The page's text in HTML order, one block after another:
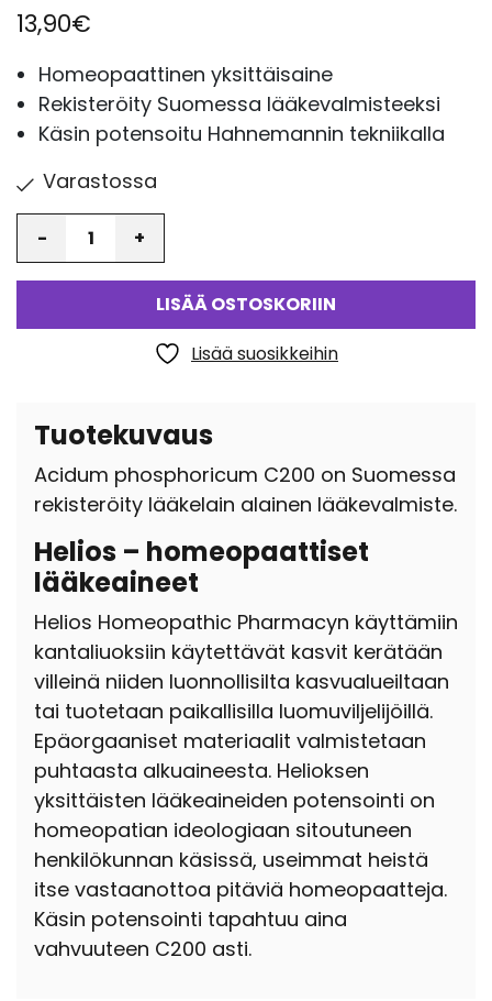
13,90€
Homeopaattinen yksittäisaine
Rekisteröity Suomessa lääkevalmisteeksi
Käsin potensoitu Hahnemannin tekniikalla
Varastossa
LISÄÄ OSTOSKORIIN
Lisää suosikkeihin
Tuotekuvaus
Acidum phosphoricum C200 on Suomessa
rekisteröity lääkelain alainen lääkevalmiste.
Helios – homeopaattiset
lääkeaineet
Helios Homeopathic Pharmacyn käyttämiin
kantaliuoksiin käytettävät kasvit kerätään
villeinä niiden luonnollisilta kasvualueiltaan
tai tuotetaan paikallisilla luomuviljelijöillä.
Epäorgaaniset materiaalit valmistetaan
puhtaasta alkuaineesta. Helioksen
yksittäisten lääkeaineiden potensointi on
homeopatian ideologiaan sitoutuneen
henkilökunnan käsissä, useimmat heistä
itse vastaanottoa pitäviä homeopaatteja.
Käsin potensointi tapahtuu aina
vahvuuteen C200 asti.